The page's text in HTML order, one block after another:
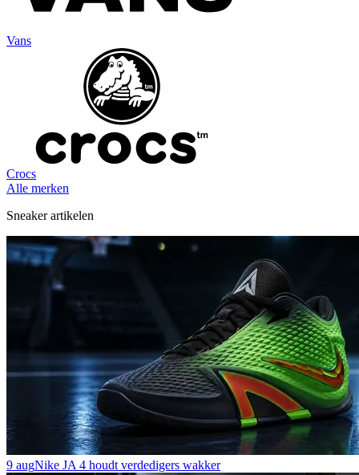
Vans
Crocs
Alle merken
Sneaker artikelen
9 augNike JA 4 houdt verdedigers wakker